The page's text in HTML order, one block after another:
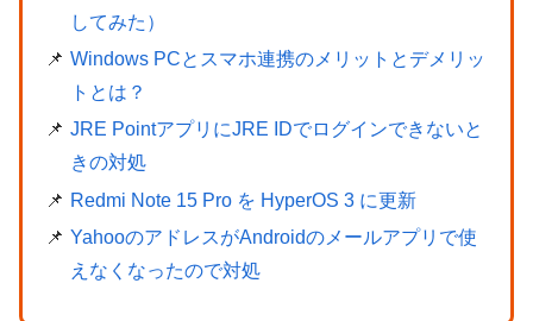
してみた）
Windows PCとスマホ連携のメリットとデメリッ
トとは？
JRE PointアプリにJRE IDでログインできないと
きの対処
Redmi Note 15 Pro を HyperOS 3 に更新
YahooのアドレスがAndroidのメールアプリで使
えなくなったので対処